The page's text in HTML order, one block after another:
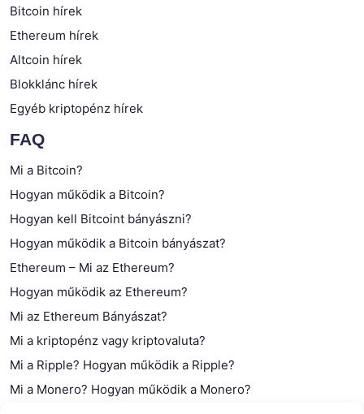
Bitcoin hírek
Ethereum hírek
Altcoin hírek
Blokklánc hírek
Egyéb kriptopénz hírek
FAQ
Mi a Bitcoin?
Hogyan működik a Bitcoin?
Hogyan kell Bitcoint bányászni?
Hogyan működik a Bitcoin bányászat?
Ethereum – Mi az Ethereum?
Hogyan működik az Ethereum?
Mi az Ethereum Bányászat?
Mi a kriptopénz vagy kriptovaluta?
Mi a Ripple? Hogyan működik a Ripple?
Mi a Monero? Hogyan működik a Monero?